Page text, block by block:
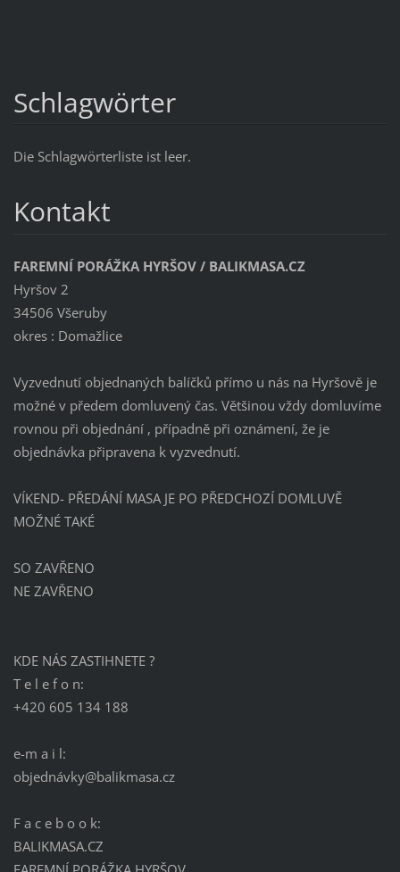
Schlagwörter
Die Schlagwörterliste ist leer.
Kontakt
FAREMNÍ PORÁŽKA HYRŠOV / BALIKMASA.CZ
Hyršov 2
34506 Všeruby
okres : Domažlice
Vyzvednutí objednaných balíčků přímo u nás na Hyršově je
možné v předem domluvený čas. Většinou vždy domluvíme
rovnou při objednání , případně při oznámení, že je
objednávka připravena k vyzvednutí.
VÍKEND- PŘEDÁNÍ MASA JE PO PŘEDCHOZÍ DOMLUVĚ
MOŽNÉ TAKÉ
SO ZAVŘENO
NE ZAVŘENO
KDE NÁS ZASTIHNETE ?
T e l e f o n:
+420 605 134 188
e-m a i l:
objednávky@balikmasa.cz
F a c e b o o k:
BALIKMASA.CZ